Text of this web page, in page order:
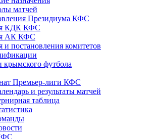
матчей
Президиума КФС
КДК КФС
АК КФС
и постановления комитетов
крымского футбола
Премьер-лиги КФС
и результаты матчей
таблица